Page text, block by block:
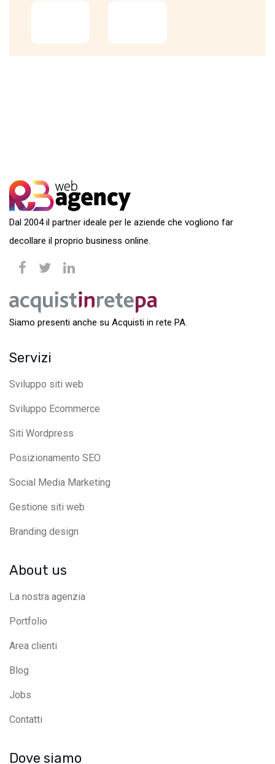
Dal 2004 il partner ideale per le aziende che vogliono far
decollare il proprio business online.
Siamo presenti anche su Acquisti in rete PA.
Servizi
Sviluppo siti web
Sviluppo Ecommerce
Siti Wordpress
Posizionamento SEO
Social Media Marketing
Gestione siti web
Branding design
About us
La nostra agenzia
Portfolio
Area clienti
Blog
Jobs
Contatti
Dove siamo